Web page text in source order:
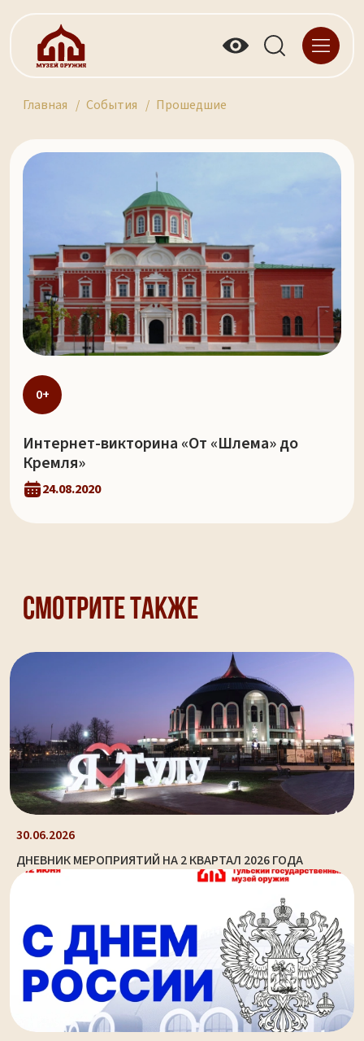
Главная События Прошедшие
0+
Интернет-викторина «От «Шлема» до
Кремля»
24.08.2020
Смотрите также
30.06.2026
ДНЕВНИК МЕРОПРИЯТИЙ НА 2 КВАРТАЛ 2026 ГОДА